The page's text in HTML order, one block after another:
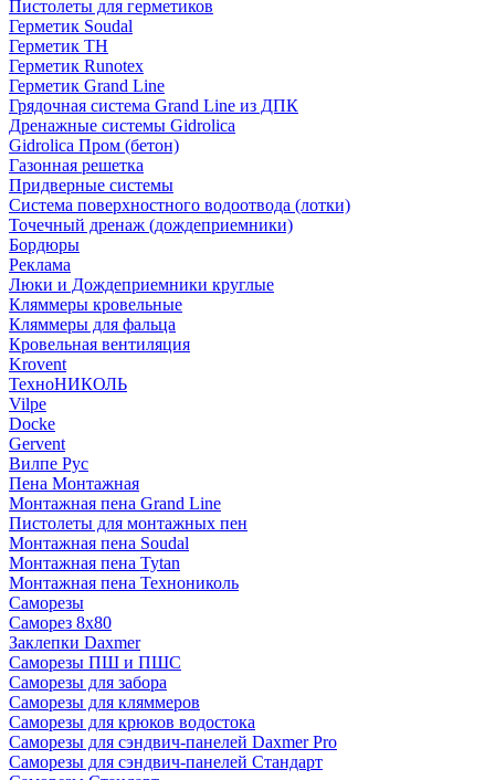
Пистолеты для герметиков
Герметик Soudal
Герметик ТН
Герметик Runotex
Герметик Grand Line
Грядочная система Grand Line из ДПК
Дренажные системы Gidrolica
Gidrolica Пром (бетон)
Газонная решетка
Придверные системы
Система поверхностного водоотвода (лотки)
Точечный дренаж (дождеприемники)
Бордюры
Рекламa
Люки и Дождеприемники круглые
Кляммеры кровельные
Кляммеры для фальца
Кровельная вентиляция
Krovent
ТехноНИКОЛЬ
Vilpe
Docke
Gervent
Вилпе Рус
Пена Монтажнaя
Монтажная пена Grand Linе
Пистолеты для монтажных пен
Монтажная пена Soudal
Монтажная пена Tytan
Монтажная пена Технониколь
Саморезы
Саморез 8х80
Заклепки Daxmer
Саморезы ПШ и ПШС
Саморезы для забора
Саморезы для кляммеров
Саморезы для крюков водостока
Саморезы для сэндвич-панелей Daxmer Pro
Саморезы для сэндвич-панелей Стандарт